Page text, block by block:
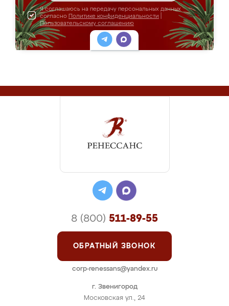
Я соглашаюсь на передачу персональных данных
согласно Политике конфиденциальности
Пользовательскому соглашению
г. Звенигород
Московская ул., 24
8 (800) 511-89-55
ОБРАТНЫЙ ЗВОНОК
corp-renessans@yandex.ru